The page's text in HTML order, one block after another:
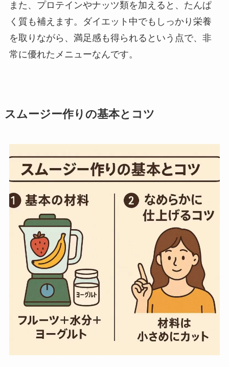
また、プロテインやナッツ類を加えると、たんぱ
く質も補えます。ダイエット中でもしっかり栄養
を取りながら、満足感も得られるという点で、非
常に優れたメニューなんです。
スムージー作りの基本とコツ